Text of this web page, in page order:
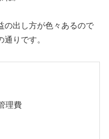
の出し方が色々あるので
りです。
理費